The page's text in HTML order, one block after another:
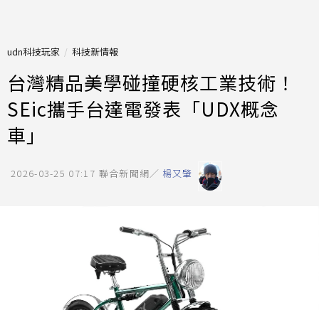
udn科技玩家 科技新情報
台灣精品美學碰撞硬核工業技術！
SEic攜手台達電發表「UDX概念
車」
2026-03-25 07:17 聯合新聞網／ 楊又肇